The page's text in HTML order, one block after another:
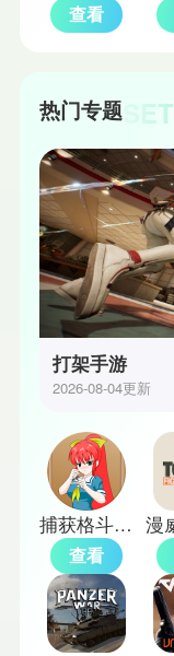
查看
热门专题SET
打架手游
2026-08-04更新
捕获格斗娘新版
查看